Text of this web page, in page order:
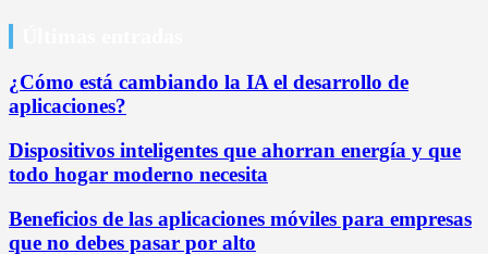
¿Cómo está cambiando la IA el desarrollo de
aplicaciones?
Dispositivos inteligentes que ahorran energía y que
todo hogar moderno necesita
Beneficios de las aplicaciones móviles para empresas
que no debes pasar por alto